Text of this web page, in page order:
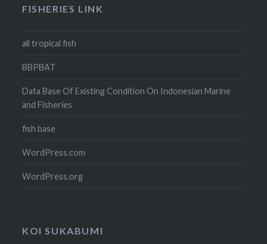
FISHERIES LINK
all tropical fish
BBPBAT
Data Base Of Existing Condition On Indonesian Marine
and Fisheries
fish base
WordPress.com
WordPress.org
KOI SUKABUMI